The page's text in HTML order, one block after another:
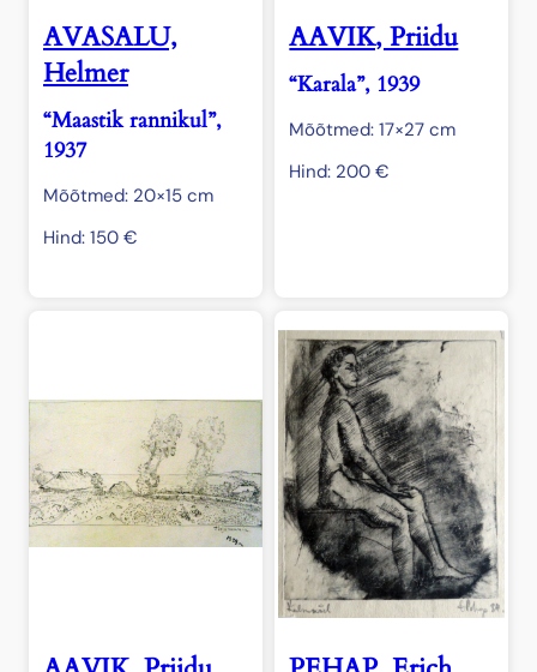
AVASALU,
Helmer
“Maastik rannikul”,
1937
Mõõtmed: 20×15 cm
Hind: 150 €
AAVIK, Priidu
“Karala”, 1939
Mõõtmed: 17×27 cm
Hind: 200€